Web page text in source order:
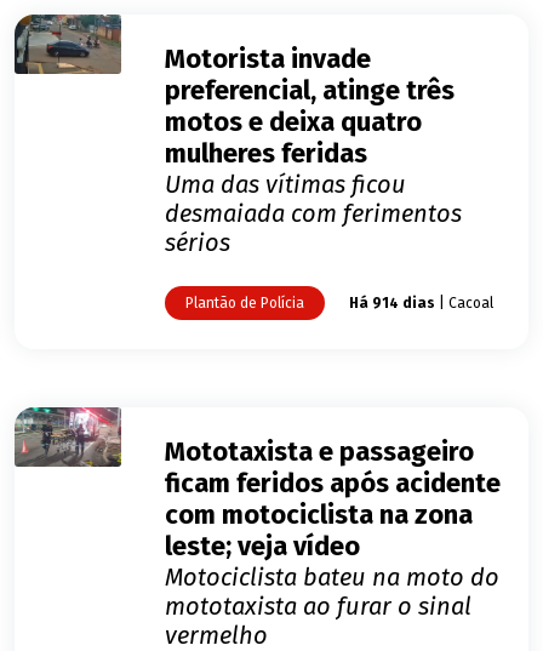
Motorista invade
preferencial, atinge três
motos e deixa quatro
mulheres feridas
Uma das vítimas ficou
desmaiada com ferimentos
sérios
Plantão de Polícia Há 914 dias | Cacoal
Mototaxista e passageiro
ficam feridos após acidente
com motociclista na zona
leste; veja vídeo
Motociclista bateu na moto do
mototaxista ao furar o sinal
vermelho